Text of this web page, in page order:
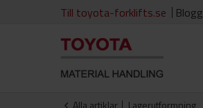
Till toyota-forklifts.se Blogg
Alla artiklar lagerutformning